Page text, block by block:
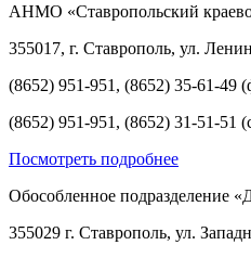
АНМО «Ставропольский
355017, г. Ставрополь, ул.
(8652) 951-951, (8652) 35-61-49
(8652) 951-951, (8652) 31-51-51
Посмотреть подробнее
Обособленное подразделение
355029 г. Ставрополь, ул.